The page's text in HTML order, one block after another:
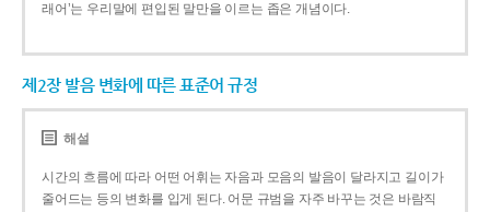
래어’는 우리말에 편입된 말만을 이르는 좁은 개념이다.
제2장 발음 변화에 따른 표준어 규정
해설
시간의 흐름에 따라 어떤 어휘는 자음과 모음의 발음이 달라지고 길이가
줄어드는 등의 변화를 입게 된다. 어문 규범을 자주 바꾸는 것은 바람직